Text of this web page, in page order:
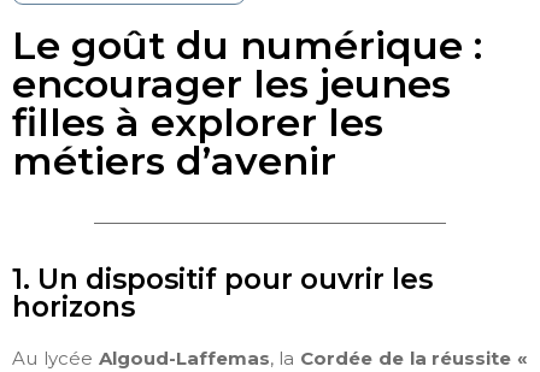
Le goût du numérique :
encourager les jeunes
filles à explorer les
métiers d’avenir
1. Un dispositif pour ouvrir les
horizons
Au lycée Algoud-Laffemas, la Cordée de la réussite «